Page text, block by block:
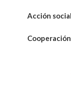
Acción social